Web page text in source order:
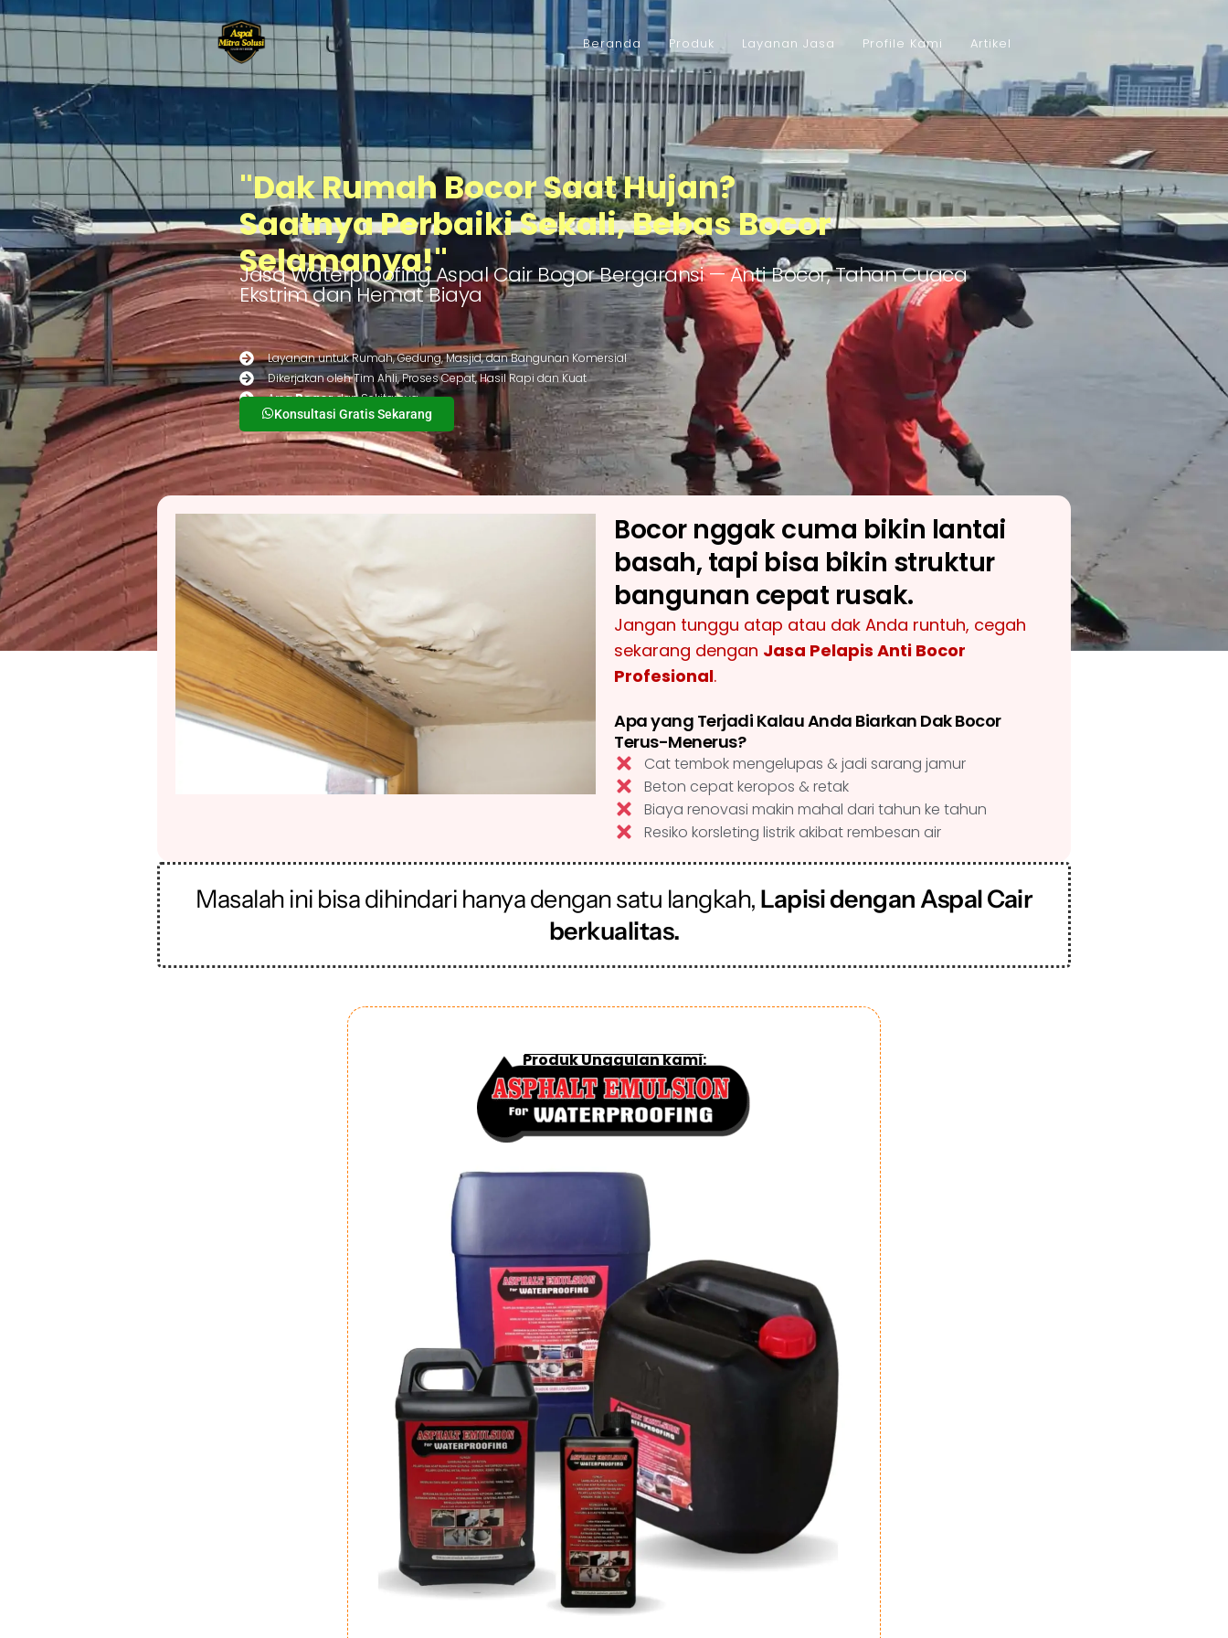
Beranda Produk Layanan Jasa Profile Kami Artikel
"Dak Rumah Bocor Saat Hujan?
Saatnya Perbaiki Sekali, Bebas Bocor
Selamanya!"
Jasa Waterproofing Aspal Cair Bogor Bergaransi — Anti Bocor, Tahan Cuaca
Ekstrim dan Hemat Biaya
Layanan untuk Rumah, Gedung, Masjid, dan Bangunan Komersial
Dikerjakan oleh Tim Ahli, Proses Cepat, Hasil Rapi dan Kuat
AreaBogordan Sekitarnya
Konsultasi Gratis Sekarang
Bocor nggak cuma bikin lantai
basah, tapi bisa bikin struktur
bangunan cepat rusak.
Jangan tunggu atap atau dak Anda runtuh, cegah
sekarang dengan Jasa Pelapis Anti Bocor
Profesional.
Apa yang Terjadi Kalau Anda Biarkan Dak Bocor
Terus-Menerus?
Cat tembok mengelupas & jadi sarang jamur
Beton cepat keropos & retak
Biaya renovasi makin mahal dari tahun ke tahun
Resiko korsleting listrik akibat rembesan air
Masalah ini bisa dihindari hanya dengan satu langkah, Lapisi dengan Aspal Cair
berkualitas.
Produk Unggulan kami: